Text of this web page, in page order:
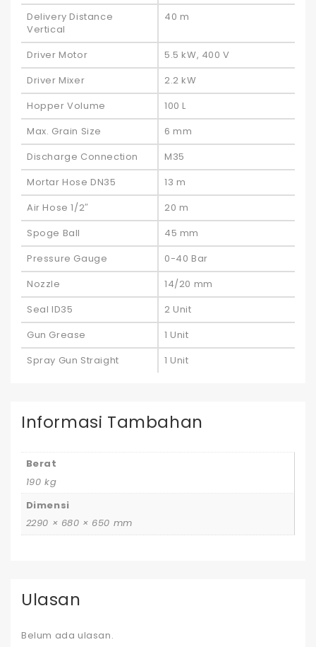
Delivery Distance
Vertical
40 m
Driver Motor
5.5 kW, 400 V
Driver Mixer
2.2 kW
Hopper Volume
100 L
Max. Grain Size
6 mm
Discharge Connection
M35
Mortar Hose DN35
13 m
Air Hose 1/2″
20 m
Spoge Ball
45 mm
Pressure Gauge
0-40 Bar
Nozzle
14/20 mm
Seal ID35
2 Unit
Gun Grease
1 Unit
Spray Gun Straight
1 Unit
Informasi Tambahan
Berat
190 kg
Dimensi
2290 × 680 × 650 mm
Ulasan
Belum ada ulasan.